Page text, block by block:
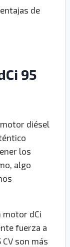
de
95
diésel
los
algo
motor dCi
fuerza a
son más